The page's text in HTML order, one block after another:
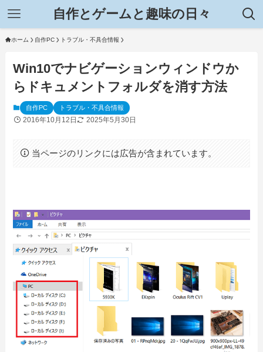
自作とゲームと趣味の日々
ホーム 自作PC トラブル・不具合情報
Win10でナビゲーションウィンドウか
らドキュメントフォルダを消す方法
自作PC トラブル・不具合情報
2016年10月12日 2025年5月30日
当ページのリンクには広告が含まれています。